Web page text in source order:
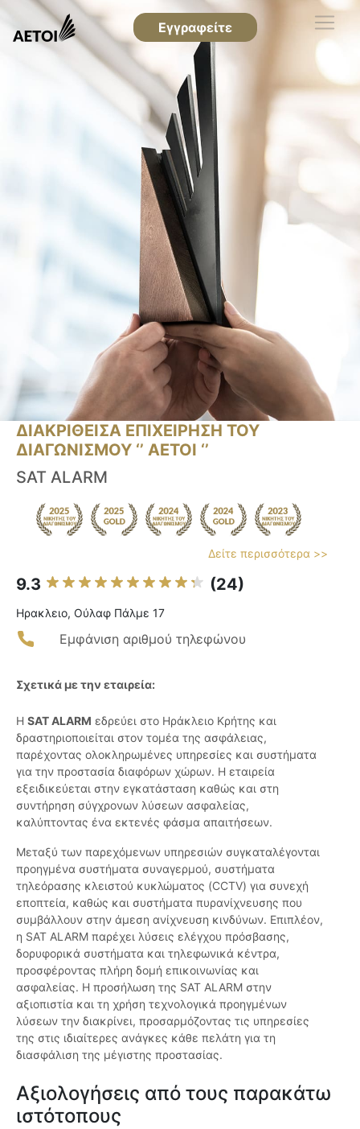
Εγγραφείτε
ΔΙΑΚΡΙΘΕΙΣΑ ΕΠΙΧΕΙΡΗΣΗ ΤΟΥ
ΔΙΑΓΩΝΙΣΜΟΥ ‘’ ΑΕΤΟΙ ‘’
SAT ALARM
Δείτε περισσότερα >>
9.3 (24)
Ηρακλειο, Ούλαφ Πάλμε 17
Εμφάνιση αριθμού τηλεφώνου
Σχετικά με την εταιρεία:
Η SAT ALARM εδρεύει στο Ηράκλειο Κρήτης και
δραστηριοποιείται στον τομέα της ασφάλειας,
παρέχοντας ολοκληρωμένες υπηρεσίες και συστήματα
για την προστασία διαφόρων χώρων. Η εταιρεία
εξειδικεύεται στην εγκατάσταση καθώς και στη
συντήρηση σύγχρονων λύσεων ασφαλείας,
καλύπτοντας ένα εκτενές φάσμα απαιτήσεων.
Μεταξύ των παρεχόμενων υπηρεσιών συγκαταλέγονται
προηγμένα συστήματα συναγερμού, συστήματα
τηλεόρασης κλειστού κυκλώματος (CCTV) για συνεχή
εποπτεία, καθώς και συστήματα πυρανίχνευσης που
συμβάλλουν στην άμεση ανίχνευση κινδύνων. Επιπλέον,
η SAT ALARM παρέχει λύσεις ελέγχου πρόσβασης,
δορυφορικά συστήματα και τηλεφωνικά κέντρα,
προσφέροντας πλήρη δομή επικοινωνίας και
ασφαλείας. Η προσήλωση της SAT ALARM στην
αξιοπιστία και τη χρήση τεχνολογικά προηγμένων
λύσεων την διακρίνει, προσαρμόζοντας τις υπηρεσίες
της στις ιδιαίτερες ανάγκες κάθε πελάτη για τη
διασφάλιση της μέγιστης προστασίας.
Αξιολογήσεις από τους παρακάτω
ιστότοπους